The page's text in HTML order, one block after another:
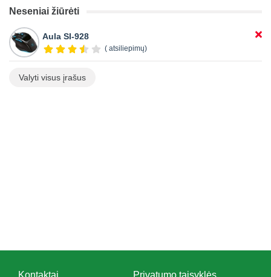
Neseniai žiūrėti
Aula SI-928
( atsiliepimų)
Valyti visus įrašus